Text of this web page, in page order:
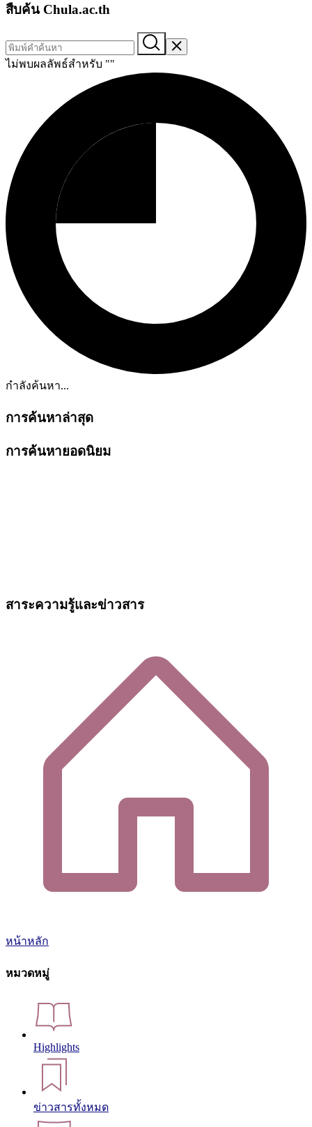
สืบค้น Chula.ac.th
ไม่พบผลลัพธ์สำหรับ ""
กำลังค้นหา...
การค้นหาล่าสุด
การค้นหายอดนิยม
สาระความรู้และข่าวสาร
หน้าหลัก
หมวดหมู่
Highlights
ข่าวสารทั้งหมด